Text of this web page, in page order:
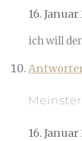
16. Januar
ich will
16. Januar